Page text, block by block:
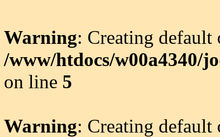
Warning: Creating
/www/htdocs/w00a4340/
on line 5
Warning: Creating